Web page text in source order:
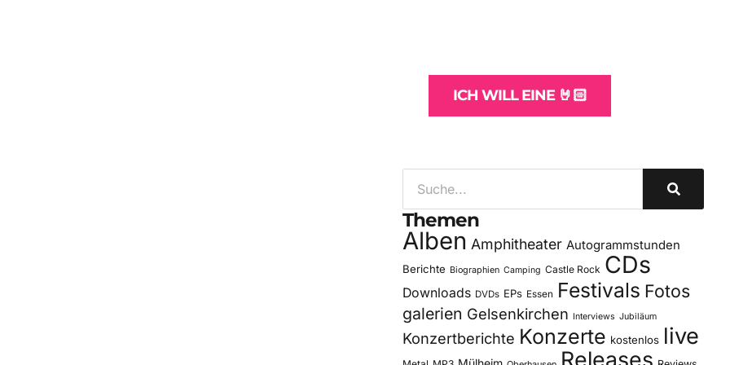
ICH WILL EINE 🤘🏻
Themen
Alben Amphitheater Autogrammstunden
Berichte Biographien Camping Castle Rock CDs
Downloads DVDs EPs Essen Festivals Fotos
galerien Gelsenkirchen Interviews Jubiläum
Konzertberichte Konzerte kostenlos live
Releases